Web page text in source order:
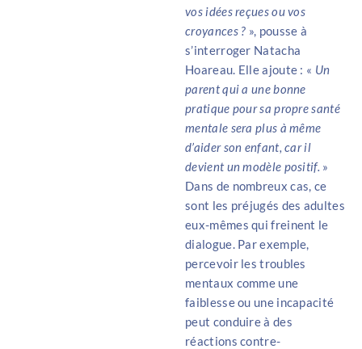
vos idées reçues ou vos
croyances ? », pousse à
s’interroger Natacha
Hoareau. Elle ajoute : « Un
parent qui a une bonne
pratique pour sa propre santé
mentale sera plus à même
d’aider son enfant, car il
devient un modèle positif. »
Dans de nombreux cas, ce
sont les préjugés des adultes
eux-mêmes qui freinent le
dialogue. Par exemple,
percevoir les troubles
mentaux comme une
faiblesse ou une incapacité
peut conduire à des
réactions contre-